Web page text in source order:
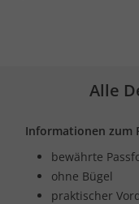
Alle
Informationen zum
bewährte
ohne Bügel
praktischer